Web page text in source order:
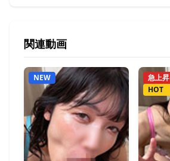
関連動画
NEW
急上昇
HOT